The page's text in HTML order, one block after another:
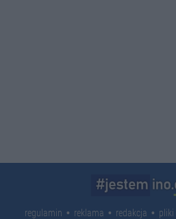
regulamin reklama redakcja pliki